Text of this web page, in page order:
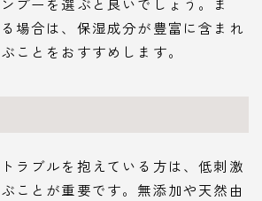
プーを選ぶと良いでしょう。ま
場合は、保湿成分が豊富に含まれ
ことをおすすめします。
ラブルを抱えている方は、低刺激
ことが重要です。無添加や天然由